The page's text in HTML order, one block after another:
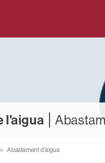
l'aigua
Abastament d'aigua